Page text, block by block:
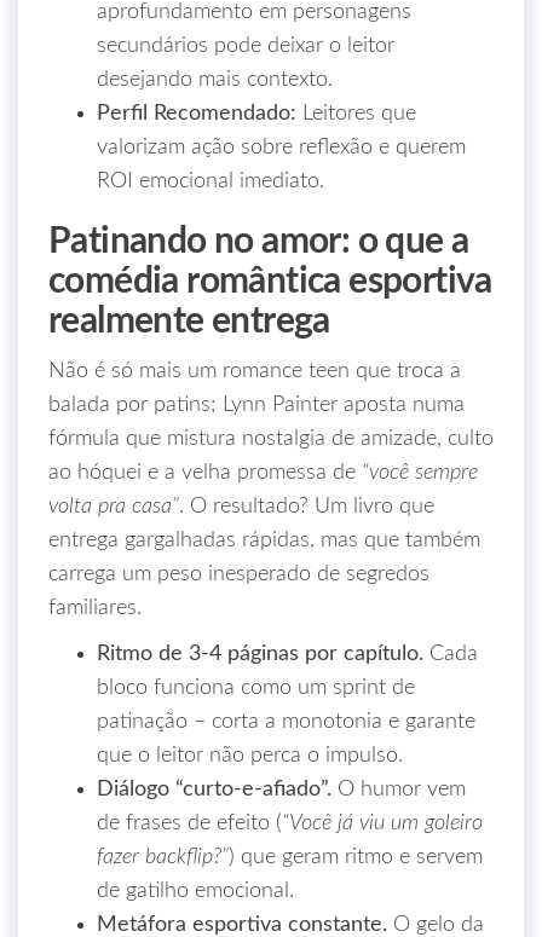
aprofundamento em personagens
secundários pode deixar o leitor
desejando mais contexto.
Perfil Recomendado: Leitores que
valorizam ação sobre reflexão e querem
ROI emocional imediato.
Patinando no amor: o que a
comédia romântica esportiva
realmente entrega
Não é só mais um romance teen que troca a
balada por patins; Lynn Painter aposta numa
fórmula que mistura nostalgia de amizade, culto
ao hóquei e a velha promessa de “você sempre
volta pra casa”. O resultado? Um livro que
entrega gargalhadas rápidas, mas que também
carrega um peso inesperado de segredos
familiares.
Ritmo de 3‑4 páginas por capítulo. Cada
bloco funciona como um sprint de
patinação – corta a monotonia e garante
que o leitor não perca o impulso.
Diálogo “curto‑e‑afiado”. O humor vem
de frases de efeito (“Você já viu um goleiro
fazer backflip?”) que geram ritmo e servem
de gatilho emocional.
Metáfora esportiva constante. O gelo da